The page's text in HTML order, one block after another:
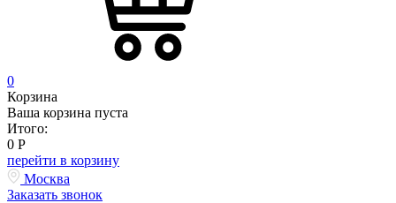
0
Корзина
Ваша корзина пуста
Итого:
0 Р
перейти в корзину
Москва
Заказать звонок